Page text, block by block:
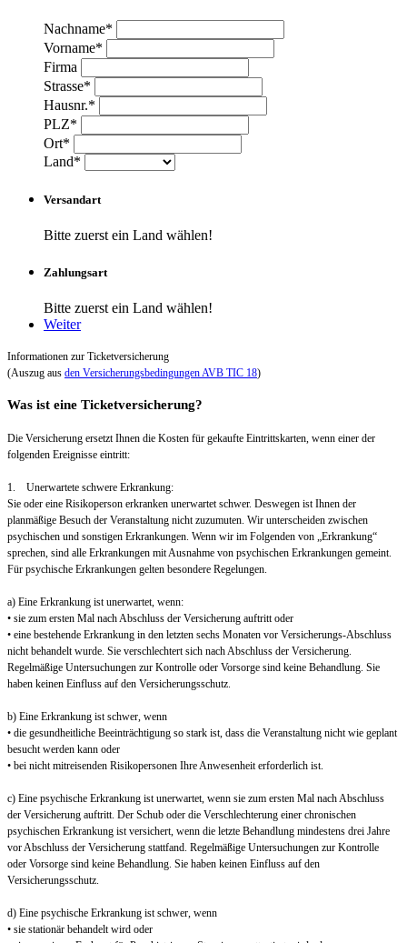
Nachname*
Vorname*
Firma
Strasse*
Hausnr.*
PLZ*
Ort*
Land*
Versandart
Bitte zuerst ein Land wählen!
Zahlungsart
Bitte zuerst ein Land wählen!
Weiter
Informationen zur Ticketversicherung
(Auszug aus den Versicherungsbedingungen AVB TIC 18)
Was ist eine Ticketversicherung?
Die Versicherung ersetzt Ihnen die Kosten für gekaufte Eintrittskarten, wenn einer der
folgenden Ereignisse eintritt:
1. Unerwartete schwere Erkrankung:
Sie oder eine Risikoperson erkranken unerwartet schwer. Deswegen ist Ihnen der
planmäßige Besuch der Veranstaltung nicht zuzumuten. Wir unterscheiden zwischen
psychischen und sonstigen Erkrankungen. Wenn wir im Folgenden von „Erkrankung“
sprechen, sind alle Erkrankungen mit Ausnahme von psychischen Erkrankungen gemeint.
Für psychische Erkrankungen gelten besondere Regelungen.
a) Eine Erkrankung ist unerwartet, wenn:
• sie zum ersten Mal nach Abschluss der Versicherung auftritt oder
• eine bestehende Erkrankung in den letzten sechs Monaten vor Versicherungs-Abschluss
nicht behandelt wurde. Sie verschlechtert sich nach Abschluss der Versicherung.
Regelmäßige Untersuchungen zur Kontrolle oder Vorsorge sind keine Behandlung. Sie
haben keinen Einfluss auf den Versicherungsschutz.
b) Eine Erkrankung ist schwer, wenn
• die gesundheitliche Beeinträchtigung so stark ist, dass die Veranstaltung nicht wie geplant
besucht werden kann oder
• bei nicht mitreisenden Risikopersonen Ihre Anwesenheit erforderlich ist.
c) Eine psychische Erkrankung ist unerwartet, wenn sie zum ersten Mal nach Abschluss
der Versicherung auftritt. Der Schub oder die Verschlechterung einer chronischen
psychischen Erkrankung ist versichert, wenn die letzte Behandlung mindestens drei Jahre
vor Abschluss der Versicherung stattfand. Regelmäßige Untersuchungen zur Kontrolle
oder Vorsorge sind keine Behandlung. Sie haben keinen Einfluss auf den
Versicherungsschutz.
d) Eine psychische Erkrankung ist schwer, wenn
• sie stationär behandelt wird oder